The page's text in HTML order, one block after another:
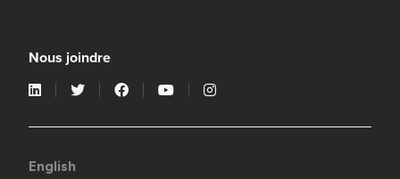
Nous joindre
English